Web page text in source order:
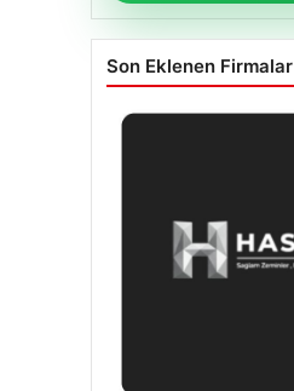
Son Eklenen Firmalar